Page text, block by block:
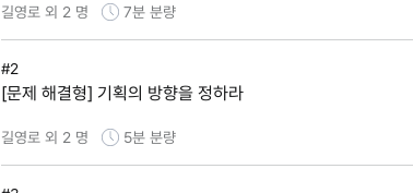
길영로 외 2 명 7분 분량
#2
[문제 해결형] 기획의 방향을 정하라
길영로 외 2 명 5분 분량